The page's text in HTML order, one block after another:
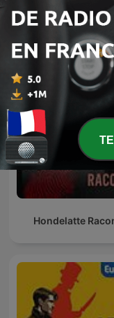
Plus de
Hondelatte